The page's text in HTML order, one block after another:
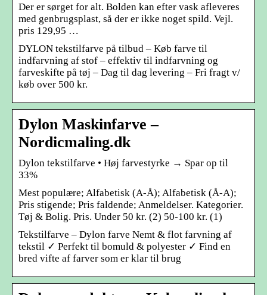
Der er sørget for alt. Bolden kan efter vask afleveres
med genbrugsplast, så der er ikke noget spild. Vejl.
pris 129,95 …
DYLON tekstilfarve på tilbud – Køb farve til
indfarvning af stof – effektiv til indfarvning og
farveskifte på tøj – Dag til dag levering – Fri fragt v/
køb over 500 kr.
Dylon Maskinfarve –
Nordicmaling.dk
Dylon tekstilfarve • Høj farvestyrke → Spar op til
33%
Mest populære; Alfabetisk (A-Å); Alfabetisk (Å-A);
Pris stigende; Pris faldende; Anmeldelser. Kategorier.
Tøj & Bolig. Pris. Under 50 kr. (2) 50-100 kr. (1)
Tekstilfarve – Dylon farve Nemt & flot farvning af
tekstil ✓ Perfekt til bomuld & polyester ✓ Find en
bred vifte af farver som er klar til brug